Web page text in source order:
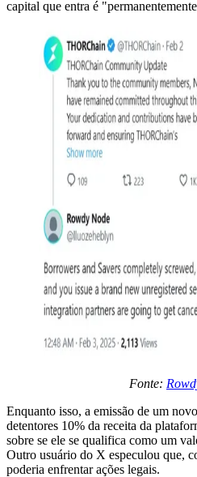
capital que entra é
Fonte:
Enquanto isso, a emissão de um
detentores 10% da receita da
sobre se ele se qualifica como um
Outro usuário do X especulou que,
poderia enfrentar ações legais.